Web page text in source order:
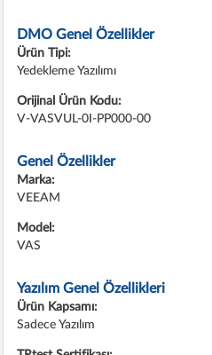
DMO Genel Özellikler
Ürün Tipi:
Yedekleme Yazılımı
Orijinal Ürün Kodu:
V-VASVUL-0I-PP000-00
Genel Özellikler
Marka:
VEEAM
Model:
VAS
Yazılım Genel Özellikleri
Ürün Kapsamı:
Sadece Yazılım